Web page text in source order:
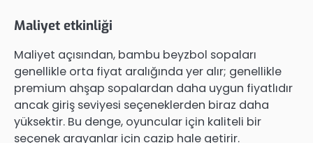
Maliyet etkinliği
Maliyet açısından, bambu beyzbol sopaları
genellikle orta fiyat aralığında yer alır; genellikle
premium ahşap sopalardan daha uygun fiyatlıdır
ancak giriş seviyesi seçeneklerden biraz daha
yüksektir. Bu denge, oyuncular için kaliteli bir
seçenek arayanlar için cazip hale getirir.